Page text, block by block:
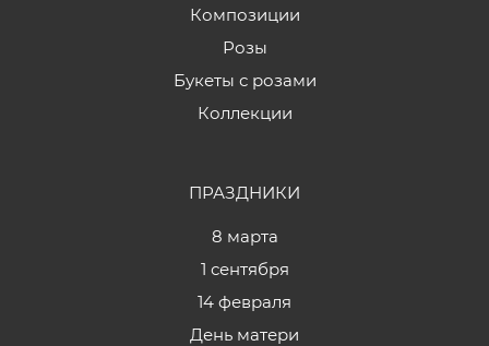
Композиции
Розы
Букеты с розами
Коллекции
ПРАЗДНИКИ
8 марта
1 сентября
14 февраля
День матери